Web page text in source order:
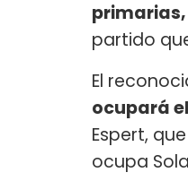
partido
El
ocupará
Espert,
ocupa